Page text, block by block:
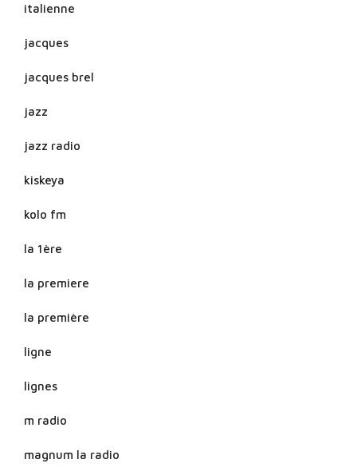
italienne
jacques
jacques brel
jazz
jazz radio
kiskeya
kolo fm
la 1ère
la premiere
la première
ligne
lignes
m radio
magnum la radio